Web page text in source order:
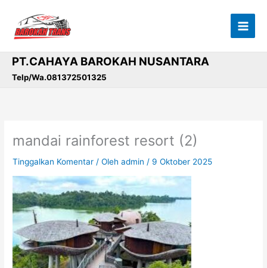
konten
PT.CAHAYA BAROKAH NUSANTARA
Telp/Wa.081372501325
mandai rainforest resort (2)
Tinggalkan Komentar / Olehadmin / 9 Oktober 2025